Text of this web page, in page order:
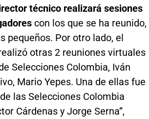
técnico realizará sesiones
con los que se ha reunido,
pequeños. Por otro lado, el
otras 2 reuniones virtuales
Selecciones Colombia, Iván
Mario Yepes. Una de ellas fue
las Selecciones Colombia
Cárdenas y Jorge Serna”,